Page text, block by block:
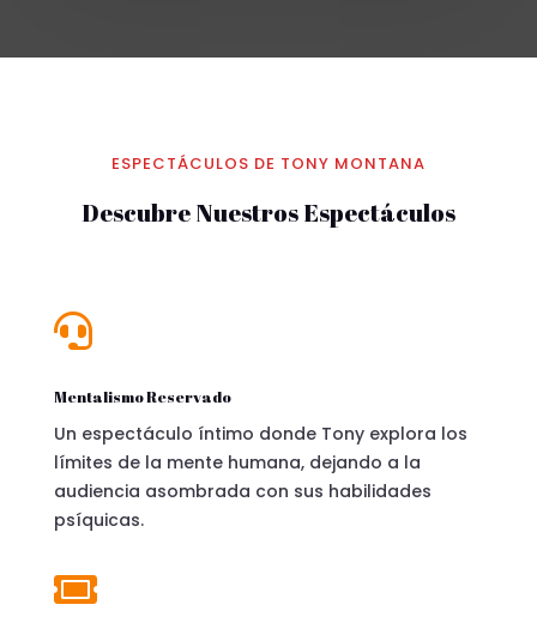
ESPECTÁCULOS DE TONY MONTANA
Descubre Nuestros Espectáculos

Mentalismo Reservado
Un espectáculo íntimo donde Tony explora los
límites de la mente humana, dejando a la
audiencia asombrada con sus habilidades
psíquicas.
